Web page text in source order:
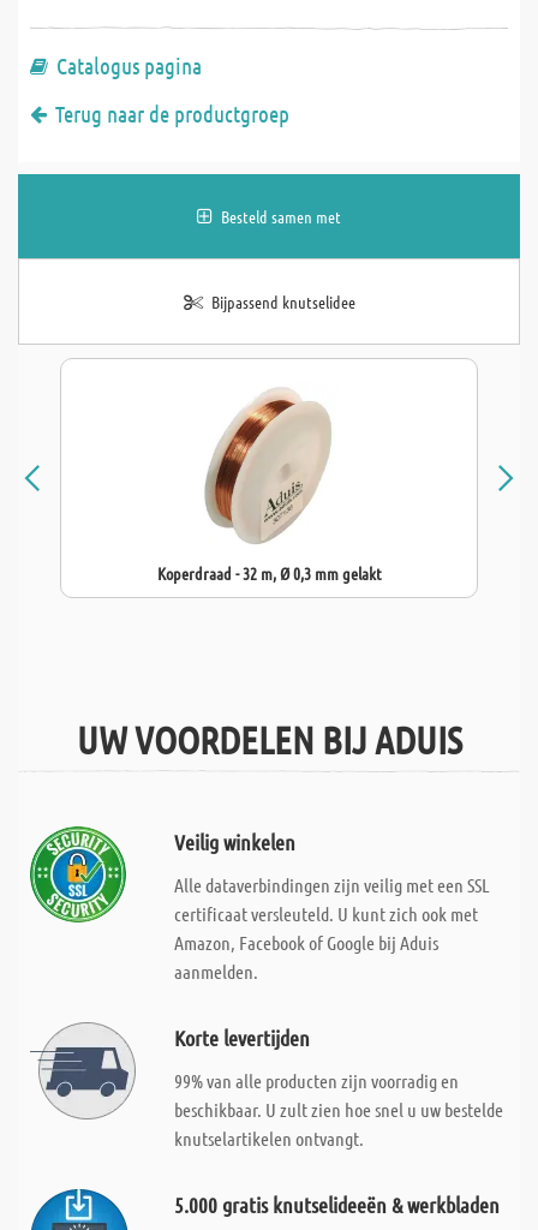
Catalogus pagina
Terug naar de productgroep
Besteld samen met
Bijpassend knutselidee
Koperdraad - 32 m, Ø 0,3 mm gelakt
UW VOORDELEN BIJ ADUIS
Veilig winkelen
Alle dataverbindingen zijn veilig met een SSL
certificaat versleuteld. U kunt zich ook met
Amazon, Facebook of Google bij Aduis
aanmelden.
Korte levertijden
99% van alle producten zijn voorradig en
beschikbaar. U zult zien hoe snel u uw bestelde
knutselartikelen ontvangt.
5.000 gratis knutselideeën & werkbladen